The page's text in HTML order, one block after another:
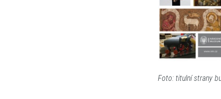
Foto: titulní strany